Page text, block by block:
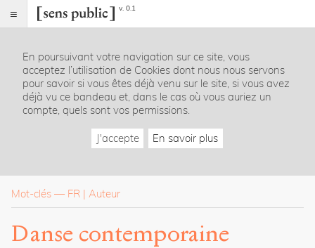
v. 0.1
Index
Rubriques
Essais
La
revue
En poursuivant votre navigation sur ce site, vous
acceptez l’utilisation de Cookies dont nous nous servons
pour savoir si vous êtes déjà venu sur le site, si vous avez
déjà vu ce bandeau et, dans le cas où vous auriez un
compte, quels sont vos permissions.
J'accepte En savoir plus
Mot-clés — FR Auteur
Danse contemporaine